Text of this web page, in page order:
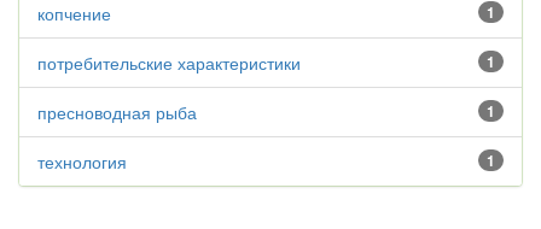
1
копчение
1
потребительские характеристики
1
пресноводная рыба
1
технология